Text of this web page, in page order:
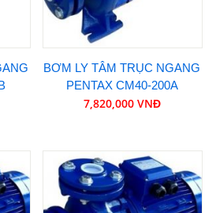
BƠM LY TÂM TRỤC NGANG
PENTAX CM40-200A
7,820,000 VNĐ